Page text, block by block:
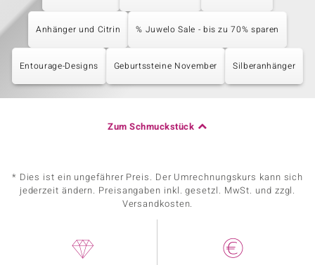
Anhänger und Citrin % Juwelo Sale - bis zu 70% sparen
Entourage-Designs Geburtssteine November Silberanhänger
Zum Schmuckstück
* Dies ist ein ungefährer Preis. Der Umrechnungskurs kann sich
jederzeit ändern. Preisangaben inkl. gesetzl. MwSt. und zzgl.
Versandkosten.